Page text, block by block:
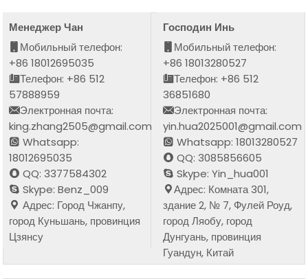
Менеджер Чан
Мобильный телефон:
+86 18012695035
Телефон: +86 512
57888959
Электронная почта:
king.zhang2505@gmail.com
Whatsapp:
18012695035
QQ: 3377584302
Skype: Benz_009
Адрес: Город Чжанпу,
город Куньшань, провинция
Цзянсу
Господин Инь
Мобильный телефон:
+86 18013280527
Телефон: +86 512
36851680
Электронная почта:
yin.hua2025001@gmail.com
Whatsapp: 18013280527
QQ: 3085856605
Skype: Yin_hua001
Адрес: Комната 301,
здание 2, № 7, Фулей Роуд,
город Ляобу, город
Дунгуань, провинция
Гуандун, Китай